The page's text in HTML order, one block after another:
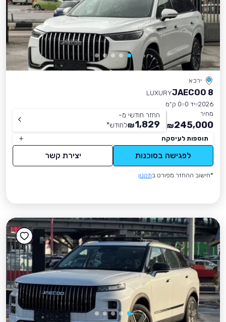
ירכא
JAECOO 8
LUXURY
2026 יד 0
0 ק״מ
מחיר
245,000
₪
החזר חודשי מ-
1,829
₪לחודש*
תוספות לעיסקה
לפגישה בסוכנות יצירת קשר
*חישוב ההחזר מפורט בתקנון